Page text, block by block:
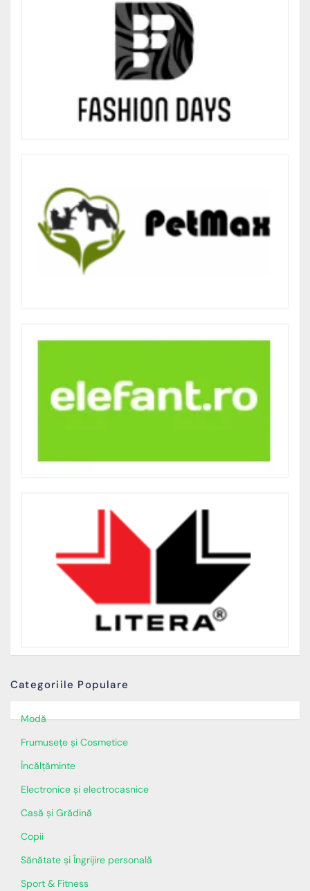
Categoriile Populare
Modă
Frumusețe și Cosmetice
Încălţăminte
Electronice și electrocasnice
Casă și Grădină
Copii
Sănătate și Îngrijire personală
Sport & Fitness